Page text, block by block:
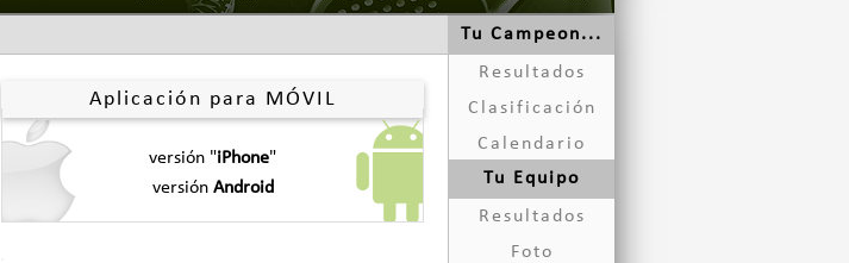
Tu Campeon...
Resultados
Clasificación
Calendario
Tu Equipo
Resultados
Foto
Aplicación para MÓVIL
versión "iPhone"
versión Android